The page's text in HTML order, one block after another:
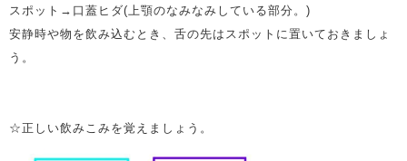
スポット→口蓋ヒダ(上顎のなみなみしている部分。)
安静時や物を飲み込むとき、舌の先はスポットに置いておきましょ
う。
☆正しい飲みこみを覚えましょう。